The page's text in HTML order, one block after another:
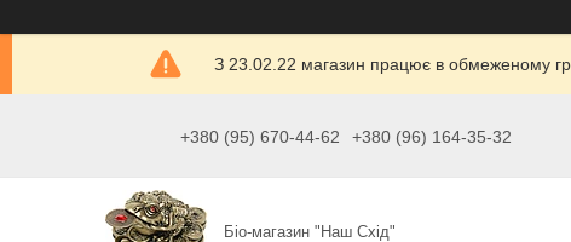
З 23.02.22 магазин працює в обмеженому
+380 (95) 670-44-62 +380 (96) 164-35-32
Біо-магазин "Наш Схід"